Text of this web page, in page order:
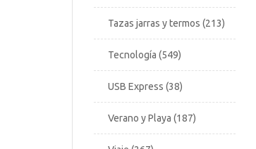
Tazas jarras y termos 213
Tecnología 549
USB Express 38
Verano y Playa 187